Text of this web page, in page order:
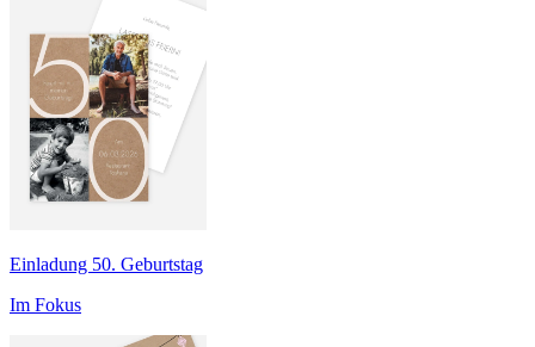
Einladung 50. Geburtstag
Im Fokus